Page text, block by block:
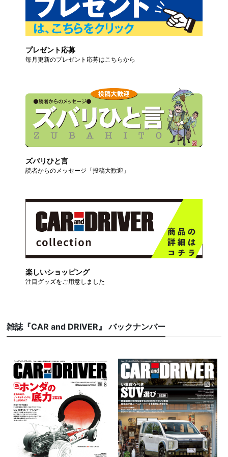
プレゼント応募
毎月更新のプレゼント応募はこちらから
ズバリひと言
読者からのメッセージ「投稿大歓迎」
楽しいショッピング
注目グッズをご用意しました
雑誌『CAR and DRIVER』 バックナンバー